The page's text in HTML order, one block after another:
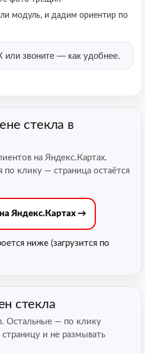
модуль, и дадим ориентир по
или звоните — как удобнее.
стекла в
на Яндекс.Картах.
по клику — страница остаётся
Яндекс.Картах →
ниже (загрузится по
стекла
Остальные — по клику
и не размывать